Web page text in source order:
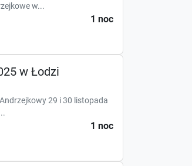
w...
1 noc
w Łodzi
29 i 30 listopada
1 noc